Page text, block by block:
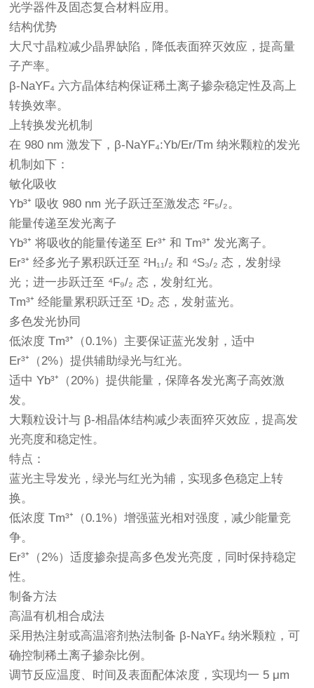
光学器件及固态复合材料应用。
结构优势
大尺寸晶粒减少晶界缺陷，降低表面猝灭效应，提高量
子产率。
β-NaYF₄ 六方晶体结构保证稀土离子掺杂稳定性及高上
转换效率。
上转换发光机制
在 980 nm 激发下，β-NaYF₄:Yb/Er/Tm 纳米颗粒的发光
机制如下：
敏化吸收
Yb³⁺ 吸收 980 nm 光子跃迁至激发态 ²F₅/₂。
能量传递至发光离子
Yb³⁺ 将吸收的能量传递至 Er³⁺ 和 Tm³⁺ 发光离子。
Er³⁺ 经多光子累积跃迁至 ²H₁₁/₂ 和 ⁴S₃/₂ 态，发射绿
光；进一步跃迁至 ⁴F₉/₂ 态，发射红光。
Tm³⁺ 经能量累积跃迁至 ¹D₂ 态，发射蓝光。
多色发光协同
低浓度 Tm³⁺（0.1%）主要保证蓝光发射，适中
Er³⁺（2%）提供辅助绿光与红光。
适中 Yb³⁺（20%）提供能量，保障各发光离子高效激
发。
大颗粒设计与 β-相晶体结构减少表面猝灭效应，提高发
光亮度和稳定性。
特点：
蓝光主导发光，绿光与红光为辅，实现多色稳定上转
换。
低浓度 Tm³⁺（0.1%）增强蓝光相对强度，减少能量竞
争。
Er³⁺（2%）适度掺杂提高多色发光亮度，同时保持稳定
性。
制备方法
高温有机相合成法
采用热注射或高温溶剂热法制备 β-NaYF₄ 纳米颗粒，可
确控制稀土离子掺杂比例。
调节反应温度、时间及表面配体浓度，实现均一 5 μm